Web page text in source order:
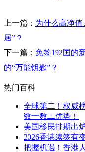
©
上一篇： 为什么高净值
居”？
下一篇： 免签192国的
的“万能钥匙”​？
热门百科
全球第二！权威
数一数二优势！
美国移民排期出
2026香港续签有
把握机遇！香港